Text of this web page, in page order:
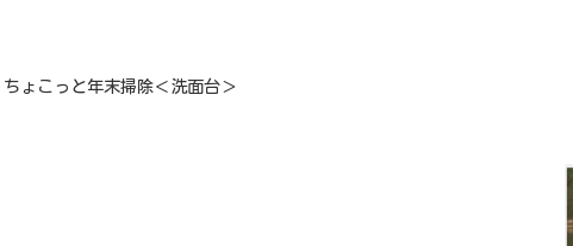
ちょこっと年末掃除＜洗面台＞